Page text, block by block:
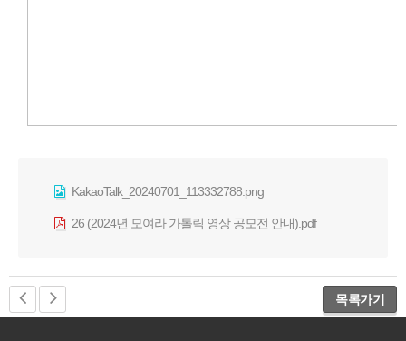
KakaoTalk_20240701_113332788.png
26 (2024년 모여라 가톨릭 영상 공모전 안내).pdf
목록가기